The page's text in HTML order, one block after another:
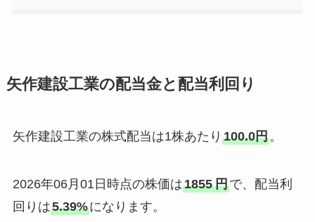
矢作建設工業の配当金と配当利回り
矢作建設工業の株式配当は1株あたり 100.0円。
2026年06月01日時点の株価は1855 円で、配当利
回りは5.39%になります。